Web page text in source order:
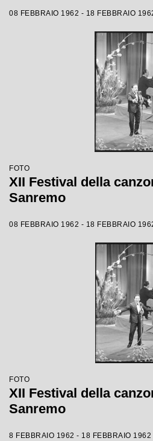
08 FEBBRAIO 1962 - 18 FEBBRAIO
FOTO
XII Festival della
Sanremo
08 FEBBRAIO 1962 - 18 FEBBRAIO
FOTO
XII Festival della
Sanremo
8 FEBBRAIO 1962 - 18 FEBBRAIO 1962